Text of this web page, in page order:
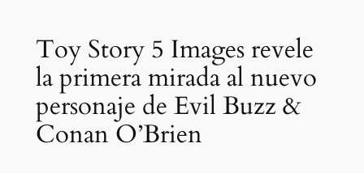
Toy Story 5 Images revele
la primera mirada al nuevo
personaje de Evil Buzz &
Conan O’Brien